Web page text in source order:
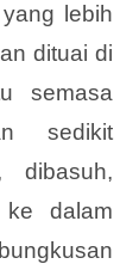
lebih
dituai di
semasa
sedikit
dibasuh,
ke dalam